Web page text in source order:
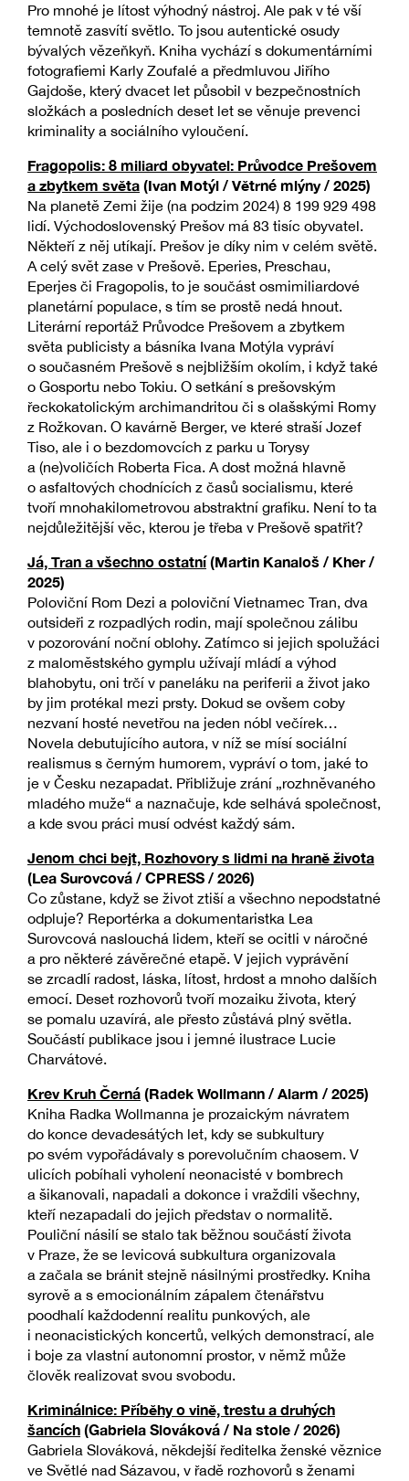
Pro mnohé je lítost výhodný nástroj. Ale pak v té vší
temnotě zasvítí světlo. To jsou autentické osudy
bývalých vězeňkyň. Kniha vychází s dokumentárními
fotografiemi Karly Zoufalé a předmluvou Jiřího
Gajdoše, který dvacet let působil v bezpečnostních
složkách a posledních deset let se věnuje prevenci
kriminality a sociálního vyloučení.
Fragopolis: 8 miliard obyvatel: Průvodce Prešovem
a zbytkem světa (Ivan Motýl / Větrné mlýny / 2025)
Na planetě Zemi žije (na podzim 2024) 8 199 929 498
lidí. Východoslovenský Prešov má 83 tisíc obyvatel.
Někteří z něj utíkají. Prešov je díky nim v celém světě.
A celý svět zase v Prešově. Eperies, Preschau,
Eperjes či Fragopolis, to je součást osmimiliardové
planetární populace, s tím se prostě nedá hnout.
Literární reportáž Průvodce Prešovem a zbytkem
světa publicisty a básníka Ivana Motýla vypráví
o současném Prešově s nejbližším okolím, i když také
o Gosportu nebo Tokiu. O setkání s prešovským
řeckokatolickým archimandritou či s olašskými Romy
z Rožkovan. O kavárně Berger, ve které straší Jozef
Tiso, ale i o bezdomovcích z parku u Torysy
a (ne)voličích Roberta Fica. A dost možná hlavně
o asfaltových chodnících z časů socialismu, které
tvoří mnohakilometrovou abstraktní grafiku. Není to ta
nejdůležitější věc, kterou je třeba v Prešově spatřit?
Já, Tran a všechno ostatní(Martin Kanaloš / Kher /
2025)
Poloviční Rom Dezi a poloviční Vietnamec Tran, dva
outsideři z rozpadlých rodin, mají společnou zálibu
v pozorování noční oblohy. Zatímco si jejich spolužáci
z maloměstského gymplu užívají mládí a výhod
blahobytu, oni trčí v paneláku na periferii a život jako
by jim protékal mezi prsty. Dokud se ovšem coby
nezvaní hosté nevetřou na jeden nóbl večírek…
Novela debutujícího autora, v níž se mísí sociální
realismus s černým humorem, vypráví o tom, jaké to
je v Česku nezapadat. Přibližuje zrání „rozhněvaného
mladého muže“ a naznačuje, kde selhává společnost,
a kde svou práci musí odvést každý sám.
Jenom chci bejt, Rozhovory s lidmi na hraně života
(Lea Surovcová / CPRESS / 2026)
Co zůstane, když se život ztiší a všechno nepodstatné
odpluje? Reportérka a dokumentaristka Lea
Surovcová naslouchá lidem, kteří se ocitli v náročné
a pro některé závěrečné etapě. V jejich vyprávění
se zrcadlí radost, láska, lítost, hrdost a mnoho dalších
emocí. Deset rozhovorů tvoří mozaiku života, který
se pomalu uzavírá, ale přesto zůstává plný světla.
Součástí publikace jsou i jemné ilustrace Lucie
Charvátové.
Krev Kruh Černá (Radek Wollmann / Alarm / 2025)
Kniha Radka Wollmanna je prozaickým návratem
do konce devadesátých let, kdy se subkultury
po svém vypořádávaly s porevolučním chaosem. V
ulicích pobíhali vyholení neonacisté v bombrech
a šikanovali, napadali a dokonce i vraždili všechny,
kteří nezapadali do jejich představ o normalitě.
Pouliční násilí se stalo tak běžnou součástí života
v Praze, že se levicová subkultura organizovala
a začala se bránit stejně násilnými prostředky. Kniha
syrově a s emocionálním zápalem čtenářstvu
poodhalí každodenní realitu punkových, ale
i neonacistických koncertů, velkých demonstrací, ale
i boje za vlastní autonomní prostor, v němž může
člověk realizovat svou svobodu.
Kriminálnice: Příběhy o vině, trestu a druhých
šancích (Gabriela Slováková / Na stole / 2026)
Gabriela Slováková, někdejší ředitelka ženské věznice
ve Světlé nad Sázavou, v řadě rozhovorů s ženami